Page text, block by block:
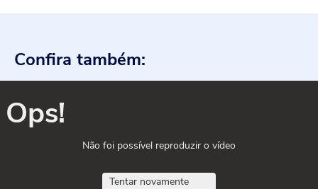
Confira também:
Ops!
Não foi possível reproduzir o vídeo
Tentar novamente